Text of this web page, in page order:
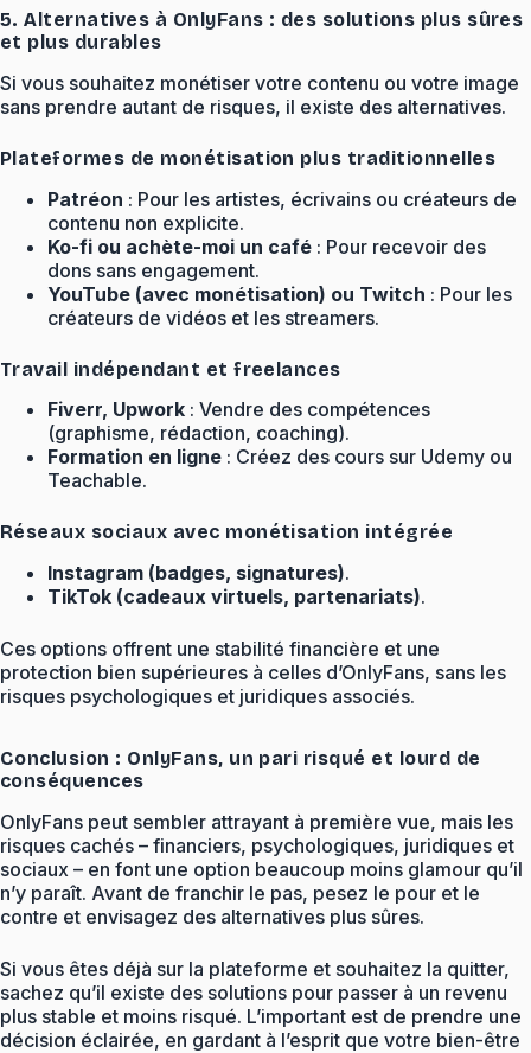
5. Alternatives à OnlyFans : des solutions plus sûres
et plus durables
Si vous souhaitez monétiser votre contenu ou votre image
sans prendre autant de risques, il existe des alternatives.
Plateformes de monétisation plus traditionnelles
Patréon : Pour les artistes, écrivains ou créateurs de
contenu non explicite.
Ko-fi ou achète-moi un café : Pour recevoir des
dons sans engagement.
YouTube (avec monétisation) ou Twitch : Pour les
créateurs de vidéos et les streamers.
Travail indépendant et freelances
Fiverr, Upwork : Vendre des compétences
(graphisme, rédaction, coaching).
Formation en ligne : Créez des cours sur Udemy ou
Teachable.
Réseaux sociaux avec monétisation intégrée
Instagram (badges, signatures).
TikTok (cadeaux virtuels, partenariats).
Ces options offrent une stabilité financière et une
protection bien supérieures à celles d’OnlyFans, sans les
risques psychologiques et juridiques associés.
Conclusion : OnlyFans, un pari risqué et lourd de
conséquences
OnlyFans peut sembler attrayant à première vue, mais les
risques cachés – financiers, psychologiques, juridiques et
sociaux – en font une option beaucoup moins glamour qu’il
n’y paraît. Avant de franchir le pas, pesez le pour et le
contre et envisagez des alternatives plus sûres.
Si vous êtes déjà sur la plateforme et souhaitez la quitter,
sachez qu’il existe des solutions pour passer à un revenu
plus stable et moins risqué. L’important est de prendre une
décision éclairée, en gardant à l’esprit que votre bien-être